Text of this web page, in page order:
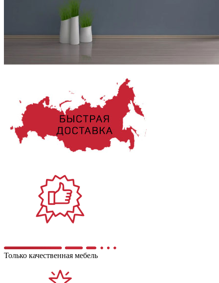
Только качественная мебель